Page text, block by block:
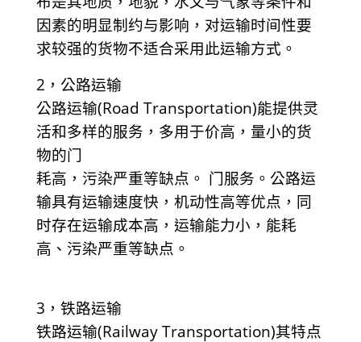
因素的明显制约与影响，对运输时间性要
求较强的货物不适合采用此运输方式。
2，公路运输
公路运输(Road Transportation)能提供灵
活和多样的服务，多用于价高，量小的货
物的门
耗高，污染严重等缺点。 门服务。公路运
输具有运输速度快，机动性高等优点，同
时存在运输成本高，运输能力小，能耗
高、污染严重等缺点。
3，铁路运输
铁路运输(Railway Transportation)其特点